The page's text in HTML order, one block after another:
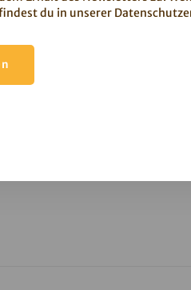
du in unserer
- 8er Box
Kakaonibs und